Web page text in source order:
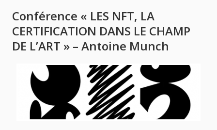
Conférence « LES NFT, LA
CERTIFICATION DANS LE CHAMP
DE L’ART » – Antoine Munch